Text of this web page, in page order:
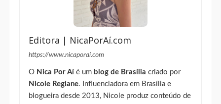
Editora | NicaPorAí.com
https://www.nicaporai.com
O Nica Por Aíé um blog de Brasília criado por
Nicole Regiane. Influenciadora em Brasília e
blogueira desde 2013, Nicole produz conteúdo de